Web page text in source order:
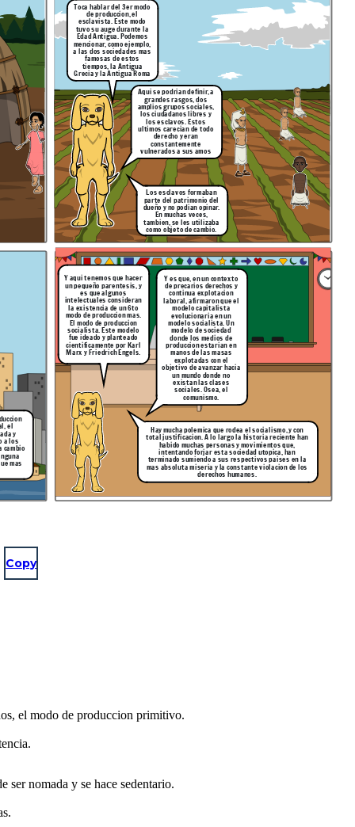
Toca hablar del 3er modo
de produccion, el
esclavista. Este modo
tuvo su auge durante la
Edad Antigua. Podemos
mencionar, como ejemplo,
a las dos sociedades mas
famosas de estos
tiempos, la Antigua
Grecia y la Antigua Roma
Aqui se podrian definir, a
grandes rasgos, dos
amplios grupos sociales,
los ciudadanos libres y
los esclavos. Estos
ultimos carecian de todo
derecho y eran
constantemente
vulnerados a sus amos
Los esclavos formaban
parte del patrimonio del
dueño y no podian opinar.
En muchas veces,
tambien, se les utilizaba
como objeto de cambio.
el
y
a los
cambio
mas
Y aqui tenemos que hacer
un pequeño parentesis, y
es que algunos
intelectuales consideran
la existencia de un 6to
modo de produccion mas.
El modo de produccion
socialista. Este modelo
fue ideado y planteado
cientificamente por Karl
Marx y Friedrich Engels.
Y es que, en un contexto
de precarios derechos y
continua explotacion
laboral, afirmaron que el
modelo capitalista
evolucionaria en un
modelo socialista. Un
modelo de sociedad
donde los medios de
produccion estarian en
manos de las masas
explotadas con el
objetivo de avanzar hacia
un mundo donde no
existan las clases
sociales. Osea, el
comunismo.
Hay mucha polemica que rodea el socialismo, y con
total justificacion. A lo largo la historia reciente han
habido muchas personas y movimientos que,
intentando forjar esta sociedad utopica, han
terminado sumiendo a sus respectivos paises en la
mas absoluta miseria y la constante violacion de los
derechos humanos.
Copy
el modo de produccion primitivo.
ser nomada y se hace sedentario.